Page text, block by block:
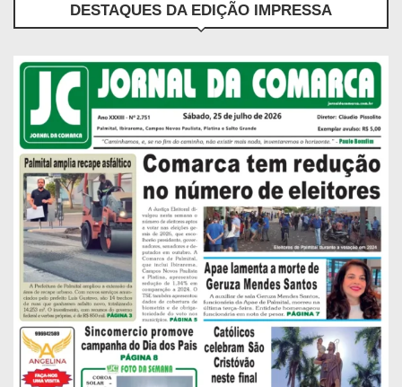
DESTAQUES DA EDIÇÃO IMPRESSA